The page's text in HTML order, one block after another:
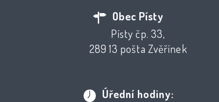
Obec Písty
Písty čp. 33,
289 13 pošta Zvěřínek
Úřední hodiny: